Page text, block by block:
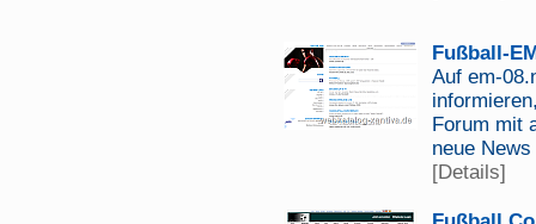
Fußball-
Auf em-
Forum mit
neue
[Details]